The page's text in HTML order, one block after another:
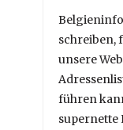
schreiben,
unsere
führen
supernette